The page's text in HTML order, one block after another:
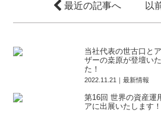
最近の記事へ 以
当社代表の世古口と
ザーの桒原が登壇い
た！
2022.11.21｜最新情報
第16回 世界の資産運
アに出展いたします！